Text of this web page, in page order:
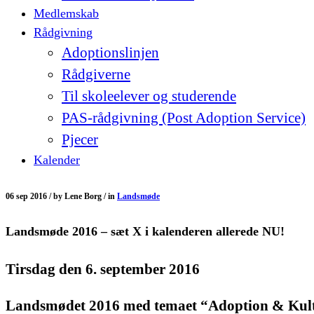
Medlemskab
Rådgivning
Adoptionslinjen
Rådgiverne
Til skoleelever og studerende
PAS-rådgivning (Post Adoption Service)
Pjecer
Kalender
06 sep 2016 /by Lene Borg /in Landsmøde
Landsmøde 2016 – sæt X i kalenderen allerede NU!
Tirsdag den 6. september 2016
Landsmødet 2016 med temaet “Adoption &